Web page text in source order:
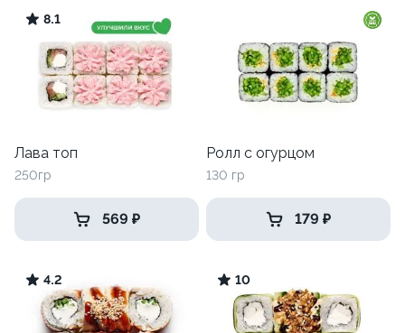
8.1
Лава топ
250гр
569 ₽
Ролл с огурцом
130 гр
179 ₽
4.2 10